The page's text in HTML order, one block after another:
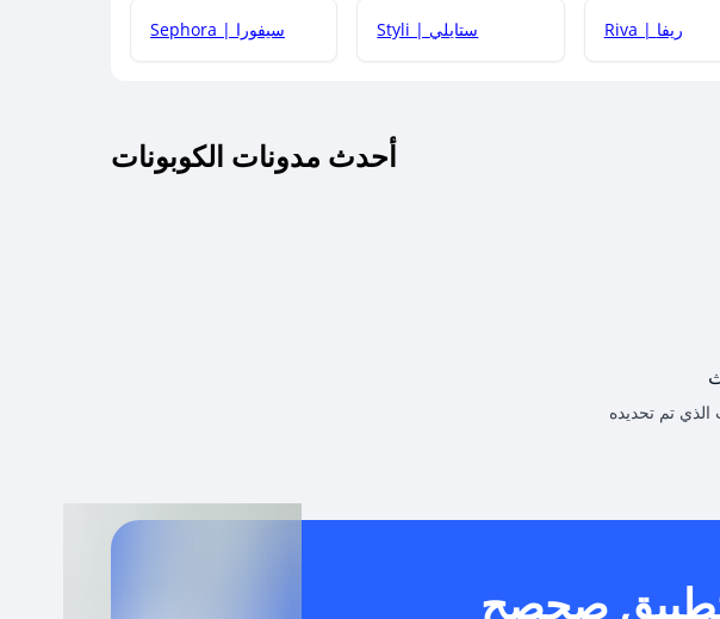
Sephora | سيفورا Styli | ستايلي Riva | ريفا
أحدث مدونات الكوبونات
صحصح